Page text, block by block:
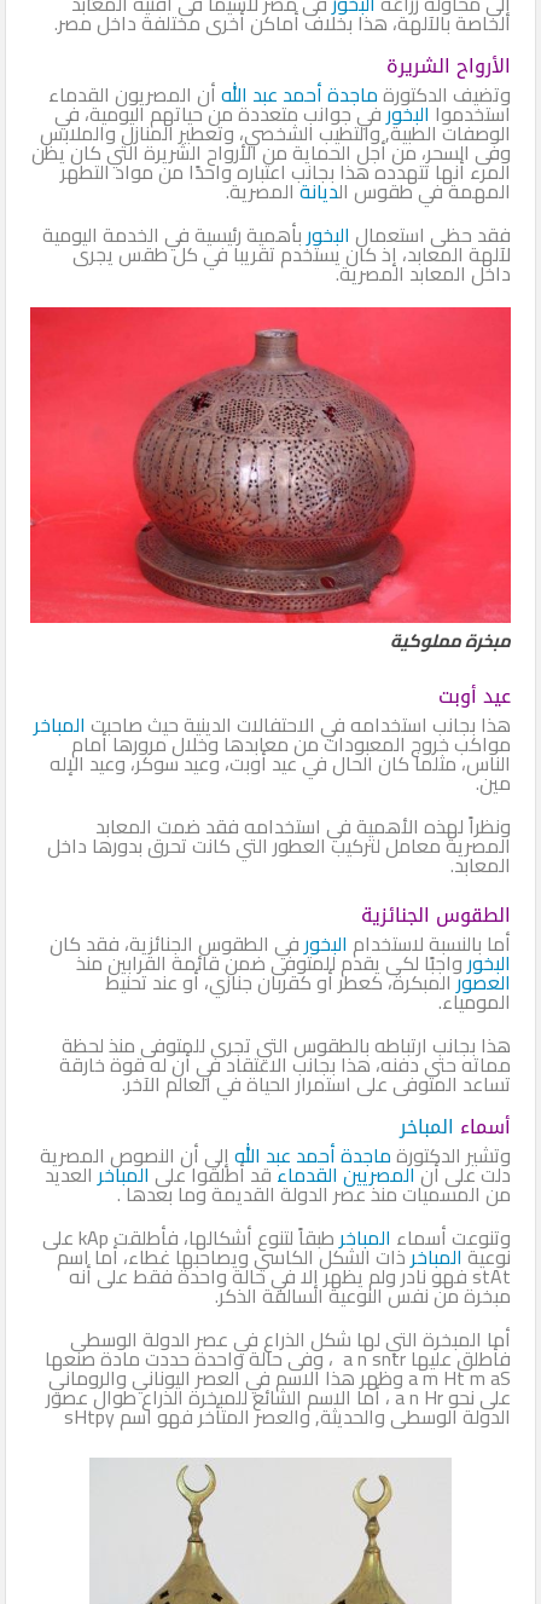
الخاصة بالآلهة، هذا بخلاف أماكن أخرى مختلفة داخل مصر.
الأرواح الشريرة
وتضيف الدكتورةماجدة أحمد عبد اللهأن المصريون القدماء
استخدمواالبخورفي جوانب متعددة من حياتهم اليومية، في
الوصفات الطبية, والتطيب الشخصي، وتعطير المنازل والملابس
وفى السحر، من أجل الحماية من الأرواح الشريرة التي كان يظن
المرء أنها تتهدده هذا بجانب اعتباره واحدًا من مواد التطهر
المهمة في طقوس الديانةالمصرية.
فقد حظى استعمال البخوربأهمية رئيسية في الخدمة اليومية
لآلهة المعابد، إذ كان يستخدم تقريبا في كل طقس يجرى
داخل المعابد المصرية.
مبخرة مملوكية
عيد أوبت
هذا بجانب استخدامه في الاحتفالات الدينية حيث صاحبت المباخر
مواكب خروج المعبودات من معابدها وخلال مرورها أمام
الناس، مثلما كان الحال في عيد أوبت، وعيد سوكر، وعيد الإله
مين.
ونظراً لهذه الأهمية في استخدامه فقد ضمت المعابد
المصرية معامل لتركيب العطور التي كانت تحرق بدورها داخل
المعابد.
الطقوس الجنائزية
أما بالنسبة لاستخدام البخور في الطقوس الجنائزية، فقد كان
البخورواجبًا لكى يقدم للمتوفى ضمن قائمة القرابين منذ
العصورالمبكرة، كعطر أو كقربان جنازي، أو عند تحنيط
المومياء.
هذا بجانب ارتباطه بالطقوس التي تجرى للمتوفى منذ لحظة
مماته حتى دفنه، هذا بجانب الاعتقاد في أن له قوة خارقة
تساعد المتوفى على استمرار الحياة في العالم الآخر.
أسماء المباخر
وتشير الدكتورةماجدة أحمد عبد اللهإلى أن النصوص المصرية
دلت على أنالمصريين القدماءقد أطلقوا علىالمباخرالعديد
من المسميات منذ عصر الدولة القديمة وما بعدها .
وتنوعت أسماء المباخر طبقاً لتنوع أشكالها، فأطلقت kAp على
نوعيةالمباخرذات الشكل الكاسي ويصاحبها غطاء، أما اسم
stAt فهو نادر ولم يظهر إلا في حالة واحدة فقط على أنه
مبخرة من نفس النوعية السالفة الذكر.
أما المبخرة التي لها شكل الذراع في عصر الدولة الوسطى
فأطلق عليها a n sntr ، وفى حالة واحدة حددت مادة صنعها
a m Ht m aS وظهر هذا الاسم في العصر اليوناني والروماني
على نحو a n Hr ، أما الاسم الشائع للمبخرة الذراع طوال عصور
الدولة الوسطى والحديثة, والعصر المتأخر فهو اسم sHtpy